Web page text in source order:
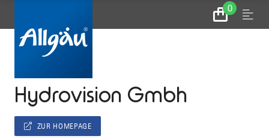
0
Zum
Warenkorb
Menu
Hydrovision Gmbh
ZUR HOMEPAGE